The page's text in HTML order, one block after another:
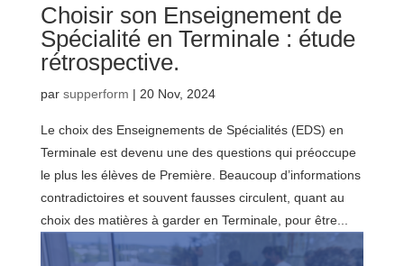
Choisir son Enseignement de
Spécialité en Terminale : étude
rétrospective.
par supperform | 20 Nov, 2024
Le choix des Enseignements de Spécialités (EDS) en
Terminale est devenu une des questions qui préoccupe
le plus les élèves de Première. Beaucoup d’informations
contradictoires et souvent fausses circulent, quant au
choix des matières à garder en Terminale, pour être...